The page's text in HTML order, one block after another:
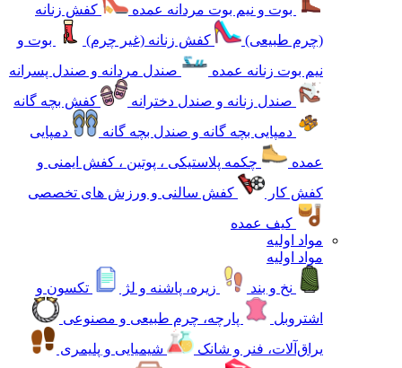
بوت و نیم بوت مردانه عمده
کفش زنانه
(چرم طبیعی)
کفش زنانه (غیر چرم)
بوت و
نیم بوت زنانه عمده
صندل مردانه و صندل پسرانه
صندل زنانه و صندل دخترانه
کفش بچه گانه
دمپایی بچه گانه و صندل بچه گانه
دمپایی
عمده
چکمه پلاستیکی ، پوتین ، کفش ایمنی و
کفش کار
کفش سالنی و ورزش های تخصصی
کیف عمده
مواد اولیه
مواد اولیه
نخ و بند
زیره، پاشنه و لژ
تکسون و
اشتروبل
پارچه، چرم طبیعی و مصنوعی
یراق‌آلات، فنر و شانک
شیمیایی و پلیمری